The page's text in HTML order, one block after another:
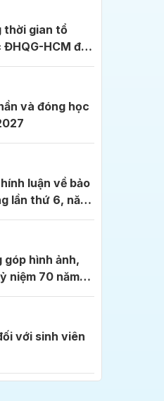
thời gian tổ
HCM đợt
Trường Đại học
và đóng học
luận về bảo
lần thứ 6, năm
nghiệp
hình ảnh,
niệm 70 năm
Công nghiệp
với sinh viên
hàng đầu tại
học lần XI
Hội trường E4